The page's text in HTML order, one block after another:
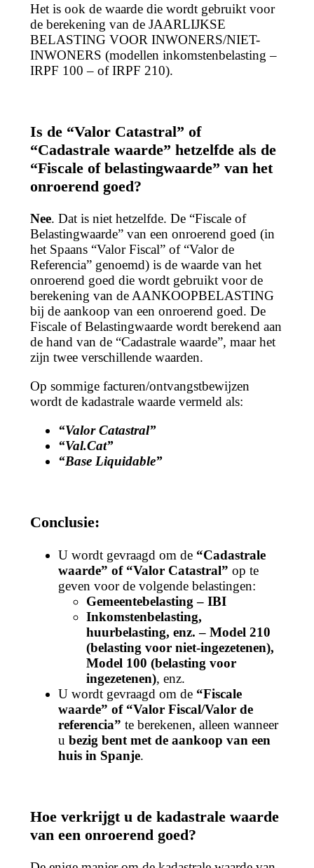
Het is ook de waarde die wordt gebruikt voor
de berekening van de JAARLIJKSE
BELASTING VOOR INWONERS/NIET-
INWONERS (modellen inkomstenbelasting –
IRPF 100 – of IRPF 210).
Is de “Valor Catastral” of
“Cadastrale waarde” hetzelfde als de
“Fiscale of belastingwaarde” van het
onroerend goed?
Nee. Dat is niet hetzelfde. De “Fiscale of
Belastingwaarde” van een onroerend goed (in
het Spaans “Valor Fiscal” of “Valor de
Referencia” genoemd) is de waarde van het
onroerend goed die wordt gebruikt voor de
berekening van de AANKOOPBELASTING
bij de aankoop van een onroerend goed. De
Fiscale of Belastingwaarde wordt berekend aan
de hand van de “Cadastrale waarde”, maar het
zijn twee verschillende waarden.
Op sommige facturen/ontvangstbewijzen
wordt de kadastrale waarde vermeld als:
“Valor Catastral”
“Val.Cat”
“Base Liquidable”
Conclusie:
U wordt gevraagd om de “Cadastrale
waarde” of “Valor Catastral” op te
geven voor de volgende belastingen:
Gemeentebelasting – IBI
Inkomstenbelasting,
huurbelasting, enz. – Model 210
(belasting voor niet-ingezetenen),
Model 100 (belasting voor
ingezetenen), enz.
U wordt gevraagd om de “Fiscale
waarde” of “Valor Fiscal/Valor de
referencia” te berekenen, alleen wanneer
u bezig bent met de aankoop van een
huis in Spanje.
Hoe verkrijgt u de kadastrale waarde
van een onroerend goed?